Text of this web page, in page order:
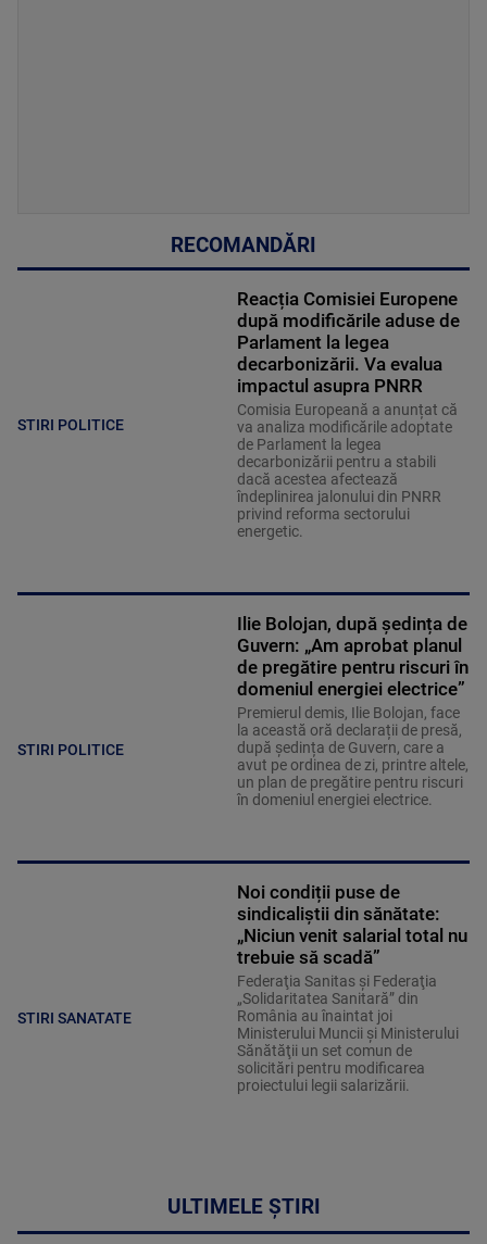
RECOMANDĂRI
STIRI POLITICE
Reacția Comisiei Europene
după modificările aduse de
Parlament la legea
decarbonizării. Va evalua
impactul asupra PNRR
Comisia Europeană a anunțat că
va analiza modificările adoptate
de Parlament la legea
decarbonizării pentru a stabili
dacă acestea afectează
îndeplinirea jalonului din PNRR
privind reforma sectorului
energetic.
STIRI POLITICE
Ilie Bolojan, după ședința de
Guvern: „Am aprobat planul
de pregătire pentru riscuri în
domeniul energiei electrice”
Premierul demis, Ilie Bolojan, face
la această oră declarații de presă,
după ședința de Guvern, care a
avut pe ordinea de zi, printre altele,
un plan de pregătire pentru riscuri
în domeniul energiei electrice.
STIRI SANATATE
Noi condiții puse de
sindicaliștii din sănătate:
„Niciun venit salarial total nu
trebuie să scadă”
Federaţia Sanitas şi Federaţia
„Solidaritatea Sanitară” din
România au înaintat joi
Ministerului Muncii şi Ministerului
Sănătăţii un set comun de
solicitări pentru modificarea
proiectului legii salarizării.
ULTIMELE ȘTIRI